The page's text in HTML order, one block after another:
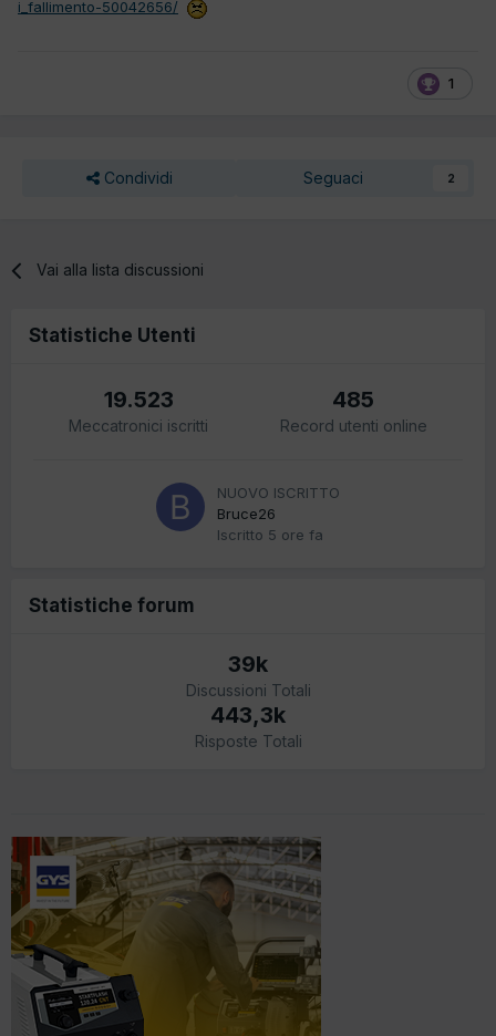
i_fallimento-50042656/
1
Condividi Seguaci 2
Vai alla lista discussioni
Statistiche Utenti
19.523
Meccatronici iscritti
485
Record utenti online
NUOVO ISCRITTO
Bruce26
Iscritto 5 ore fa
Statistiche forum
39k
Discussioni Totali
443,3k
Risposte Totali